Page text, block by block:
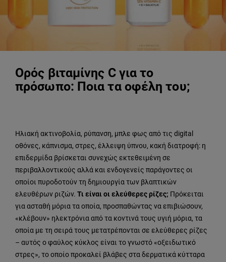
Ορός βιταμίνης C για το
πρόσωπο: Ποια τα οφέλη του;
Ηλιακή ακτινοβολία, ρύπανση, μπλε φως από τις digital
οθόνες, κάπνισμα, στρες, έλλειψη ύπνου, κακή διατροφή: η
επιδερμίδα βρίσκεται συνεχώς εκτεθειμένη σε
περιβαλλοντικούς αλλά και ενδογενείς παράγοντες οι
οποίοι πυροδοτούν τη δημιουργία των βλαπτικών
ελευθέρων ριζών. Τι είναι οι ελεύθερες ρίζες; Πρόκειται
για ασταθή μόρια τα οποία, προσπαθώντας να επιβιώσουν,
«κλέβουν» ηλεκτρόνια από τα κοντινά τους υγιή μόρια, τα
οποία με τη σειρά τους μετατρέπονται σε ελεύθερες ρίζες
– αυτός ο φαύλος κύκλος είναι το γνωστό «οξειδωτικό
στρες», το οποίο προκαλεί βλάβες στα δερματικά κύτταρα